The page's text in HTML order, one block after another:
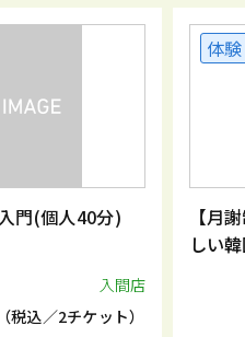
門(個人40分)
入間店
（税込／2チケット）
体験
【月
しい